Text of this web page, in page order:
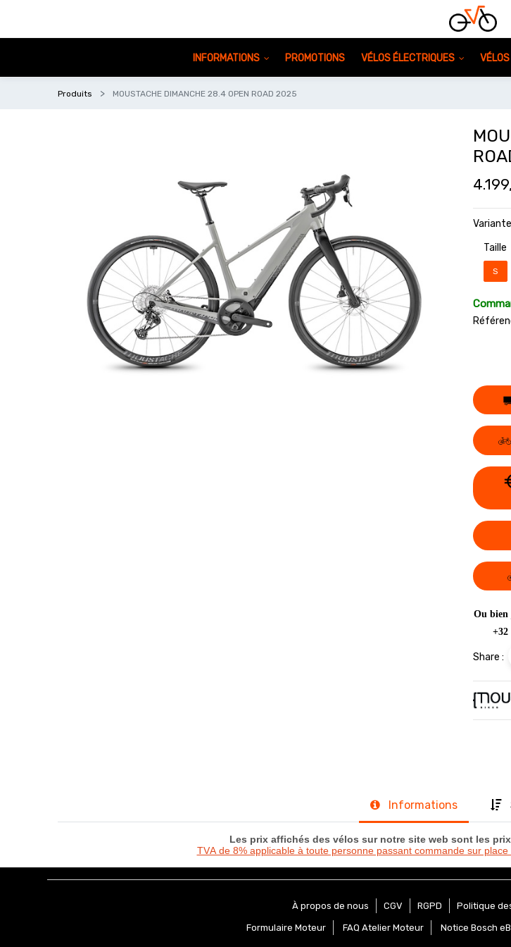
INFORMATIONS PROMOTIONS VÉLOS ÉLECTRIQUES
Produits MOUSTACHE DIMANCHE 28.4 OPEN ROAD 2025
Taille
S
Ou bien
+32
Share :
Informations
Les prix affichés des vélos sur notre site web sont les
TVA de 8% applicable à toute personne passant commande sur
À propos de nous CGV RGPD Politique
Formulaire Moteur FAQ Atelier Moteur Notice Bosch